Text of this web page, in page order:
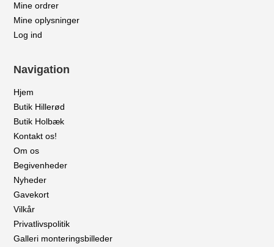
Mine ordrer
Mine oplysninger
Log ind
Navigation
Hjem
Butik Hillerød
Butik Holbæk
Kontakt os!
Om os
Begivenheder
Nyheder
Gavekort
Vilkår
Privatlivspolitik
Galleri monteringsbilleder